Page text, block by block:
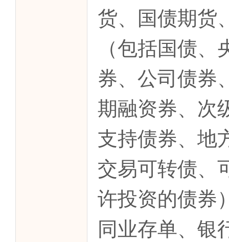
货、国债期货
（包括国债
券、公司债券
期融资券、次
支持债券、地
交易可转债、
许投资的债券
同业存单、银